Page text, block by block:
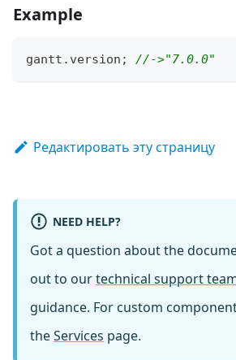
Example
gantt . version ; //->"7.0.0"
Редактировать эту страницу
NEED HELP?
Got a question about the
out to ourtechnical support
guidance. For custom
theServices page.